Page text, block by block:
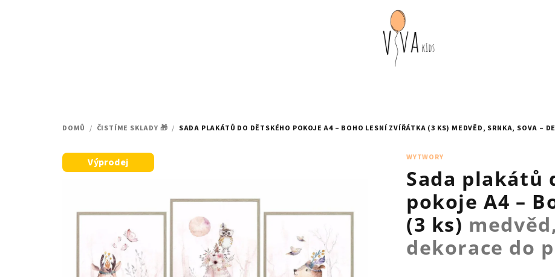
DOMŮ / ČISTÍME SKLADY 🎁 / SADA PLAKÁTŮ DO DĚTSKÉHO POKOJE A4 – BOHO LESNÍ ZVÍŘÁTKA (3 KS) MEDVĚD, SRNKA, SOVA –
WYTWORY
Sada plakátů
pokoje A4 –
(3 ks)
dekorace do
Výprodej